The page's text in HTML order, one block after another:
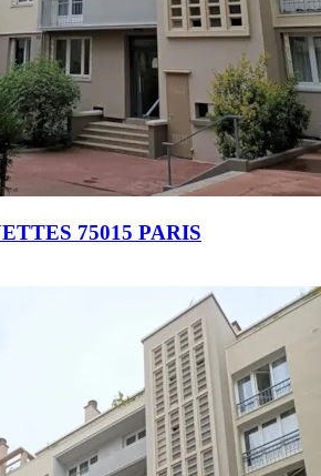
75015 PARIS